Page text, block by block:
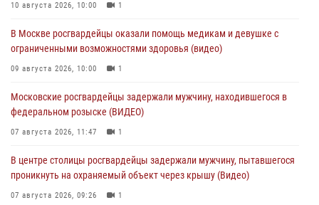
10 августа 2026, 10:00 1
В Москве росгвардейцы оказали помощь медикам и девушке с
ограниченными возможностями здоровья (видео)
09 августа 2026, 10:00 1
Московские росгвардейцы задержали мужчину, находившегося в
федеральном розыске (ВИДЕО)
07 августа 2026, 11:47 1
В центре столицы росгвардейцы задержали мужчину, пытавшегося
проникнуть на охраняемый объект через крышу (Видео)
07 августа 2026, 09:26 1